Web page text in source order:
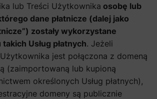
lub Treści Użytkownika osobę lub
dane płatnicze (dalej jako
zostały wykorzystane
Usług płatnych. Jeżeli
jest połączona z domeną
(zaimportowaną lub kupioną
określonych Usług płatnych),
domeny są publicznie